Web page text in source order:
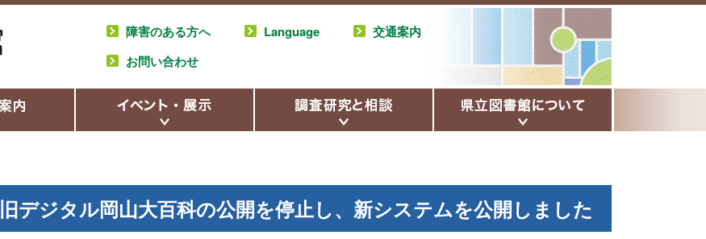
障害のある方へ Language
交通案内
お問い合わせ
旧デジタル岡山大百科の公開を停止し、新システムを公開しました